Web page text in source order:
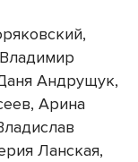
Андрущук,
Арина
Ланская,